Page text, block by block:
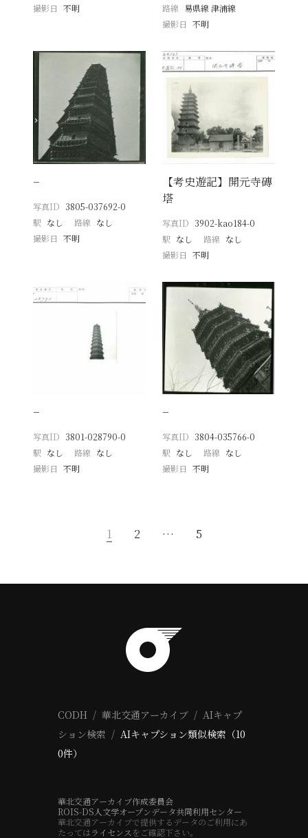
撮影日
不明
路線 易県線 津浦線
撮影日 不明
−
写真ID 3805-037692-0
駅 なし 路線 なし
撮影日
不明
【考史遊記】開元寺磚
塔
写真ID 3902-kao184-0
駅 なし 路線 なし
撮影日 不明
−
写真ID 3801-028790-0
駅 なし 路線 なし
撮影日
不明
−
写真ID 3804-035766-0
駅 なし 路線 なし
撮影日 不明
1 2 … 5
CODH 華北交通アーカイブ
AIキャプ
ション検索
AIキャプション類似検索（10
0件）
華北交通アーカイブ作成委員会
ROIS-DS人文学オープンデータ共同利用センター
華北交通アーカイブで提供するデータのご利用にあ
たってはライセンス をご確認下さい。